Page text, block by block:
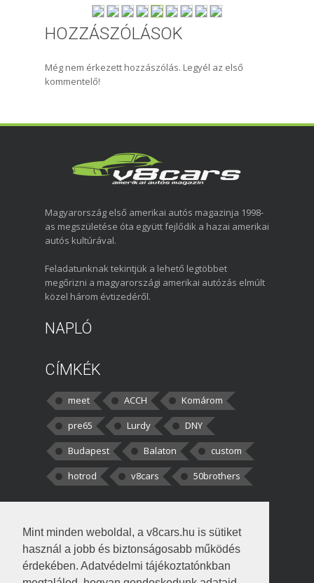
Mint minden weboldal, a v8cars.hu is sütiket
használ a jobb és biztonságosabb működés
érdekében. Adatvédelmi tájékoztatónkban
HOZZÁSZÓLÁSOK
Még nem érkezett hozzászólás. Legyél az első
kommentelő!
Magyarország első amerikai autós magazinja 1998-
as megszületése óta együtt fejlődik a hazai amerikai
autós kultúrával.
Feladatunknak tekintjük a lehető legtöbbet
megőrizni a magyarországi amerikai autózás elmúlt
közel három évtizedéről.
NAPLÓ
CÍMKÉK
meet ACCH
Komárom
pre65
Lurdy
DNY
Budapest
Balaton
custom
hotrod
v8cars 50brothers
kortisz:Elszúrtam! Én csak két
darabbaal számoltam. Nem tudtam, hogy fél autót,